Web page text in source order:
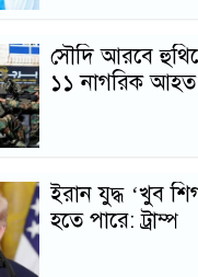
সৌদি আরবে
১১ নাগরিক আহত
ইরান যুদ্ধ ‘খুব
হতে পারে: ট্রাম্প